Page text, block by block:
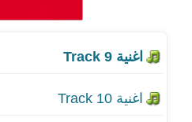
اغنية Track 1
اغنية Track 7